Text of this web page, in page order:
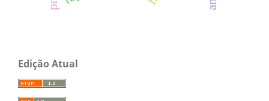
Edição Atual